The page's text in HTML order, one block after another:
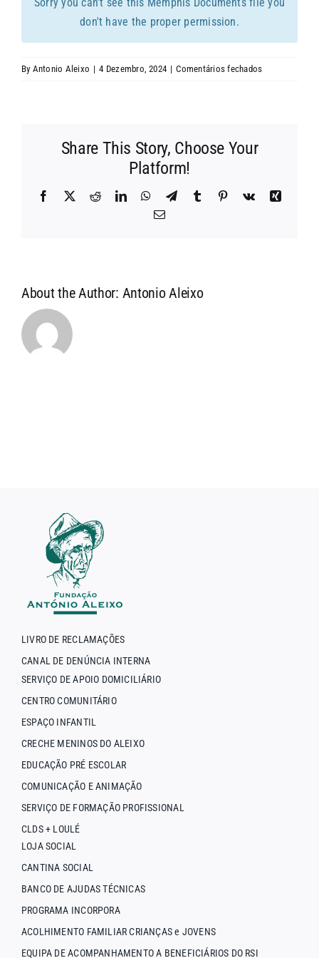
CONTACTOS
don't have the proper permission.
By Antonio Aleixo | 4 Dezembro, 2024 | Comentários fechadosem
Share This Story, Choose Your
Platform!
Facebook
X RedditLinkedInWhatsApp
TelegramTumblr Pinterest
Vk
Xing
Email
About the Author: Antonio Aleixo
LIVRO DE RECLAMAÇÕES
CANAL DE DENÚNCIA INTERNA
SERVIÇO DE APOIO DOMICILIÁRIO
CENTRO COMUNITÁRIO
ESPAÇO INFANTIL
CRECHE MENINOS DO ALEIXO
EDUCAÇÃO PRÉ ESCOLAR
COMUNICAÇÃO E ANIMAÇÃO
SERVIÇO DE FORMAÇÃO PROFISSIONAL
CLDS + LOULÉ
LOJA SOCIAL
CANTINA SOCIAL
BANCO DE AJUDAS TÉCNICAS
PROGRAMA INCORPORA
ACOLHIMENTO FAMILIAR CRIANÇAS e JOVENS
EQUIPA DE ACOMPANHAMENTO A BENEFICIÁRIOS DO RSI